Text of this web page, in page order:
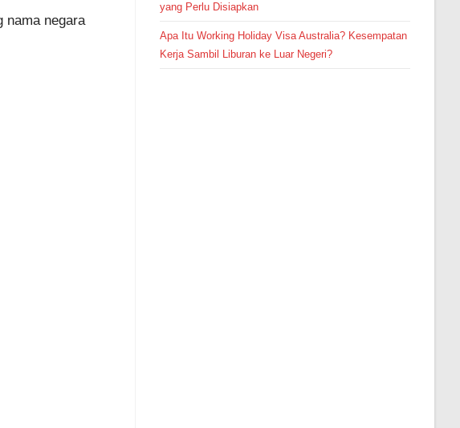
nama negara
yang Perlu Disiapkan
Apa Itu Working Holiday Visa Australia? Kesempatan
Kerja Sambil Liburan ke Luar Negeri?